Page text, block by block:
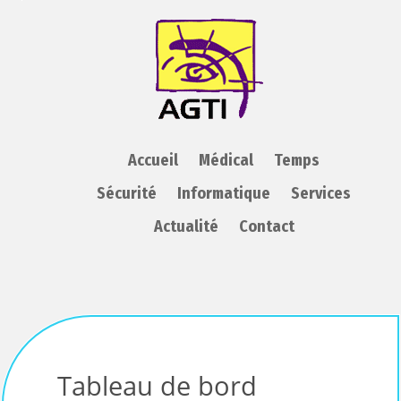
AGTI
Accueil Médical
Temps
Sécurité
Informatique
Services
Actualité
Contact
Tableau de bord